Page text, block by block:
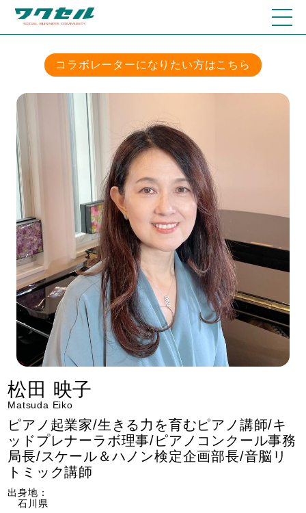
コラボレーターになりたい方はこちら
松田 映子
Matsuda Eiko
ピアノ起業家/生きる力を育むピアノ講師/キ
ッドプレナーラボ理事/ピアノコンクール事務
局長/スケール＆ハノン検定企画部長/音脳リ
トミック講師
出身地：
石川県